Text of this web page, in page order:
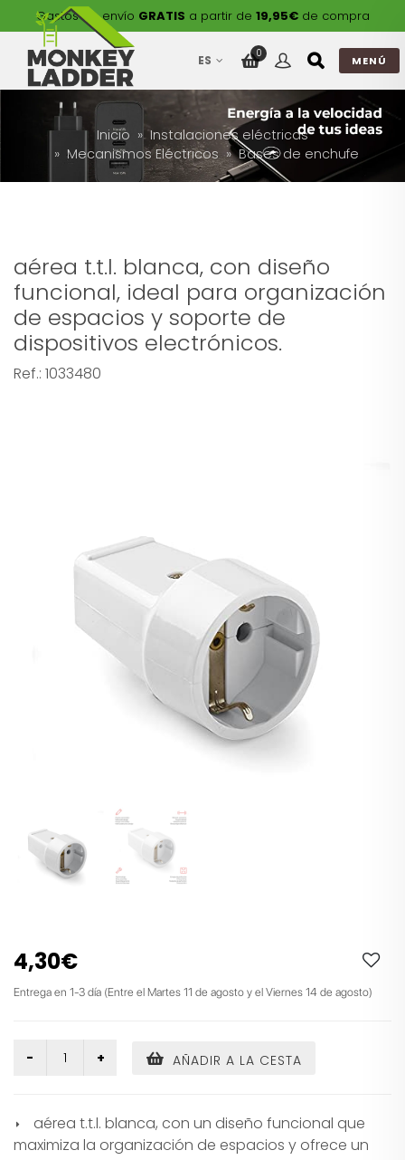
Gastos de envío GRATIS a partir de 19,95€de compra
ES 0
MENÚ
Inicio
Instalaciones eléctricas
Mecanismos Eléctricos
Bases de enchufe
aérea t.t.l. blanca, con diseño
funcional, ideal para organización
de espacios y soporte de
dispositivos electrónicos.
Ref.: 1033480
4,30€
Entrega en 1-3 día (Entre el Martes 11 de agosto y el Viernes 14 de agosto)
AÑADIR A LA CESTA
aérea t.t.l. blanca, con un diseño funcional que
maximiza la organización de espacios y ofrece un